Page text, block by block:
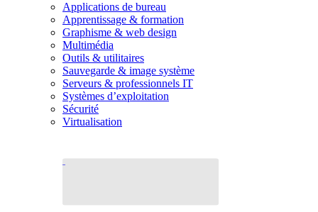
Applications de bureau
Apprentissage & formation
Graphisme & web design
Multimédia
Outils & utilitaires
Sauvegarde & image système
Serveurs & professionnels IT
Systèmes d’exploitation
Sécurité
Virtualisation